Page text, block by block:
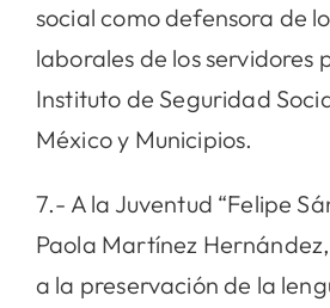
social como defensora de
laborales de los servidores
Instituto de Seguridad
México y Municipios.
7.- A la Juventud “Felipe
Paola Martínez
a la preservación de la